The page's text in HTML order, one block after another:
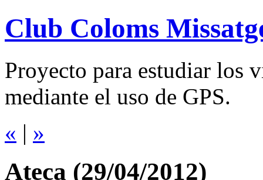
Club Coloms
Proyecto para estudiar los
mediante el uso de GPS.
« | »
Ateca (29/04/2012)